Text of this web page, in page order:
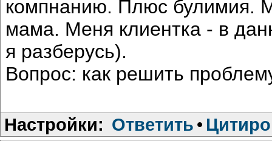
компнанию. Плюс булимия.
мама. Меня клиентка - в
я разберусь).
Вопрос: как решить
Настройки: Ответить •